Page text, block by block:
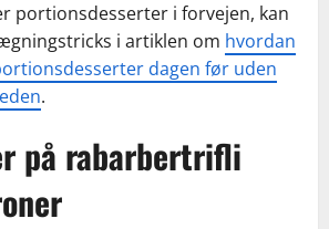
portionsdesserter i forvejen, kan
i artiklen om hvordan
dagen før uden
.
på rabarbertrifli